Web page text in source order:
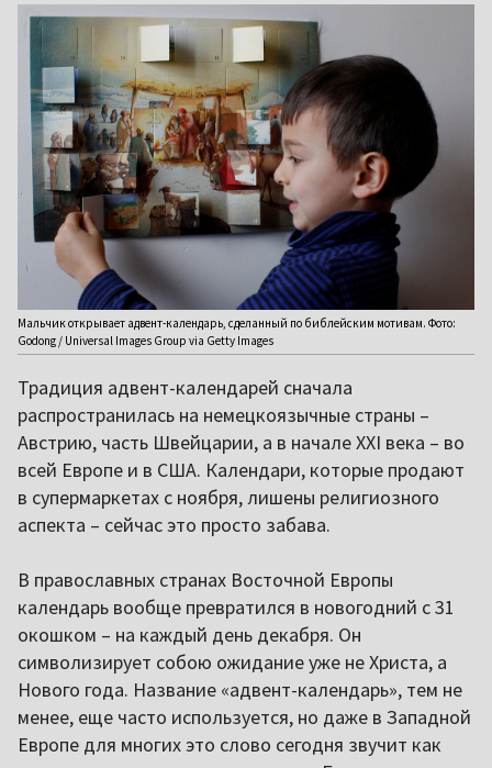
Мальчик открывает адвент-календарь, сделанный по библейским мотивам. Фото:
Godong / Universal Images Group via Getty Images
Традиция адвент-календарей сначала
распространилась на немецкоязычные страны –
Австрию, часть Швейцарии, а в начале XXI века – во
всей Европе и в США. Календари, которые продают
в супермаркетах с ноября, лишены религиозного
аспекта – сейчас это просто забава.
В православных странах Восточной Европы
календарь вообще превратился в новогодний с 31
окошком – на каждый день декабря. Он
символизирует собою ожидание уже не Христа, а
Нового года. Название «адвент-календарь», тем не
менее, еще часто используется, но даже в Западной
Европе для многих это слово сегодня звучит как